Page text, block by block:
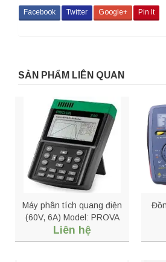
Facebook Twitter Google+ Pin It
SẢN PHẨM LIÊN QUAN
Máy phân tích quang điện
(60V, 6A) Model: PROVA
200A
Liên hệ